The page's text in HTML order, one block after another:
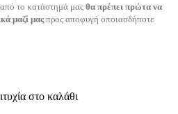
το κατάστημά μας θα πρέπει πρώτα να
μαζί μαςπρος αποφυγή οποιασδήποτε
στο καλάθι